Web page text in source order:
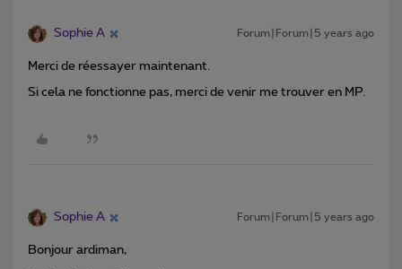
Sophie A Forum|Forum|5 years ago
Merci de réessayer maintenant.
Si cela ne fonctionne pas, merci de venir me trouver en MP.
Sophie A Forum|Forum|5 years ago
Bonjour ardiman,